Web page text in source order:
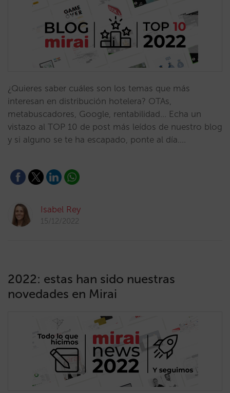
¿Quieres saber cuáles son los temas que más
interesan en distribución hotelera? OTAs,
metabuscadores, Google, rentabilidad… Echa un
vistazo al TOP 10 de post más leídos de nuestro blog
y si alguno se te ha escapado, ponte al día.…
Isabel Rey
15/12/2022
2022: estas han sido nuestras
novedades en Mirai